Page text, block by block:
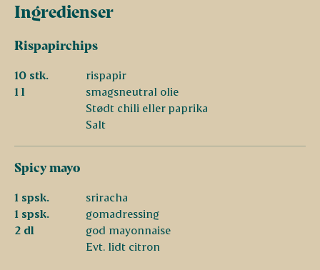
Ingredienser
Rispapirchips
10 stk.
rispapir
1 l
smagsneutral olie
Stødt chili eller paprika
Salt
Spicy mayo
1 spsk.
sriracha
1 spsk.
gomadressing
2 dl
god mayonnaise
Evt. lidt citron